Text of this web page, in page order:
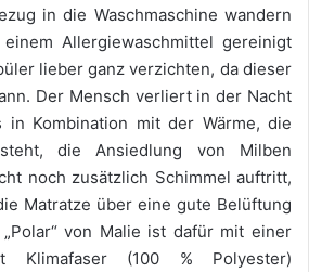
in die Waschmaschine wandern
Allergiewaschmittel gereinigt
lieber ganz verzichten, da dieser
Der Mensch verliert in der Nacht
in Kombination mit der Wärme, die
die Ansiedlung von Milben
noch zusätzlich Schimmel auftritt,
Matratze über eine gute Belüftung
von Malie ist dafür mit einer
Klimafaser (100 % Polyester)